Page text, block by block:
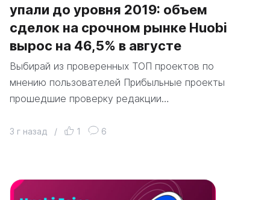
упали до уровня 2019: объем
сделок на срочном рынке Huobi
вырос на 46,5% в августе
Выбирай из проверенных ТОП проектов по
мнению пользователей Прибыльные проекты
прошедшие проверку редакции…
3 г назад / 1 6